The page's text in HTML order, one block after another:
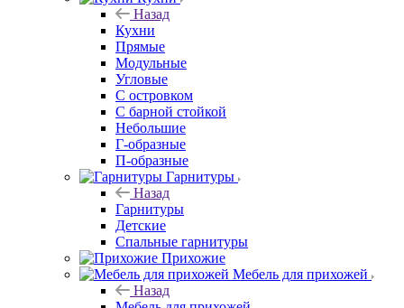
Назад
Кухни
Прямые
Модульные
Угловые
С островком
С барной стойкой
Небольшие
Г-образные
П-образные
Гарнитуры
Назад
Гарнитуры
Детские
Спальные гарнитуры
Прихожие
Мебель для прихожей
Назад